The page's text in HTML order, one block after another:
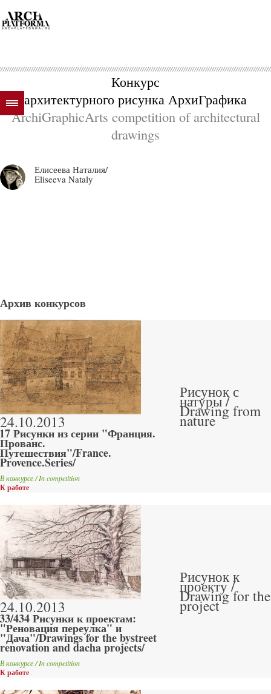
Конкурс
архитектурного рисунка АрхиГрафика
ArchiGraphicArts competition of architectural
drawings
Елисеева Наталия/
Eliseeva Nataly
Архив конкурсов
24.10.2013
Рисунки из серии "Франция.
Прованс.
Путешествия"/France.
Provence.Series/
В конкурсе / In competition
К работе
Рисунок с
натуры /
Drawing from
nature
24.10.2013
434 Рисунки к проектам:
"Реновация переулка" и
"Дача"/Drawings for the bystreet
renovation and dacha projects/
В конкурсе / In competition
К работе
Рисунок к
проекту /
Drawing for the
project